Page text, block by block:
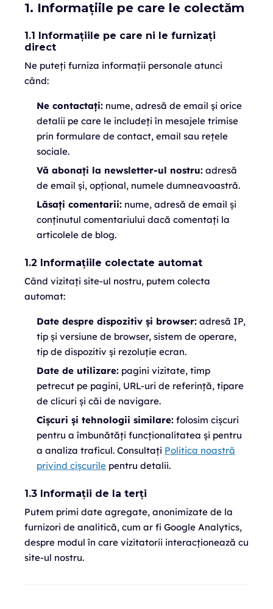
1. Informațiile pe care le colectăm
1.1 Informațiile pe care ni le furnizați
direct
Ne puteți furniza informații personale atunci
când:
Ne contactați: nume, adresă de email și orice
detalii pe care le includeți în mesajele trimise
prin formulare de contact, email sau rețele
sociale.
Vă abonați la newsletter-ul nostru: adresă
de email și, opțional, numele dumneavoastră.
Lăsați comentarii: nume, adresă de email și
conținutul comentariului dacă comentați la
articolele de blog.
1.2 Informațiile colectate automat
Când vizitați site-ul nostru, putem colecta
automat:
Date despre dispozitiv și browser: adresă IP,
tip și versiune de browser, sistem de operare,
tip de dispozitiv și rezoluție ecran.
Date de utilizare: pagini vizitate, timp
petrecut pe pagini, URL-uri de referință, tipare
de clicuri și căi de navigare.
Cișcuri și tehnologii similare: folosim cișcuri
pentru a îmbunătăți funcționalitatea și pentru
a analiza traficul. Consultați Politica noastră
privind cișcurile pentru detalii.
1.3 Informații de la terți
Putem primi date agregate, anonimizate de la
furnizori de analitică, cum ar fi Google Analytics,
despre modul în care vizitatorii interacționează cu
site-ul nostru.